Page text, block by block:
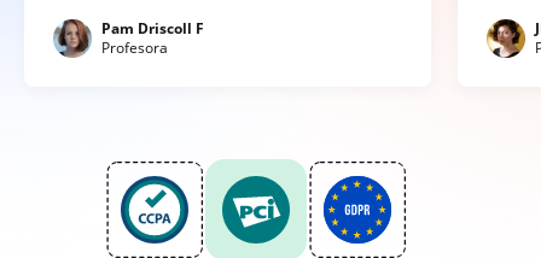
Pam Driscoll F
Profesora